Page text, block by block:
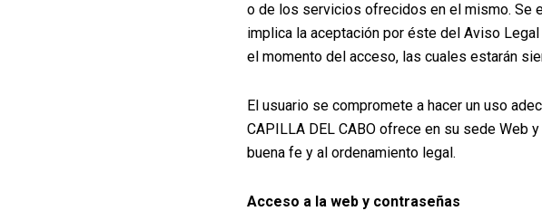
o de los servicios ofrecidos en el mismo. Se
implica la aceptación por éste del Aviso Legal
el momento del acceso, las cuales estarán
El usuario se compromete a hacer un uso
CAPILLA DEL CABO ofrece en su sede Web
buena fe y al ordenamiento legal.
Acceso a la web y contraseñas